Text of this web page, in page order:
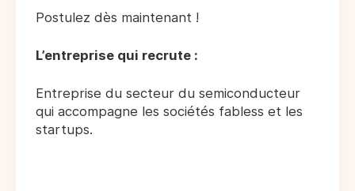
Postulez dès maintenant !
L’entreprise qui recrute :
Entreprise du secteur du semiconducteur
qui accompagne les sociétés fabless et les
startups.